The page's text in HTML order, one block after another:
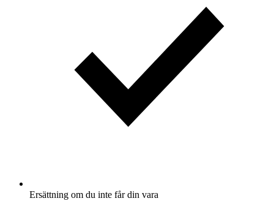
Ersättning om du inte får din vara